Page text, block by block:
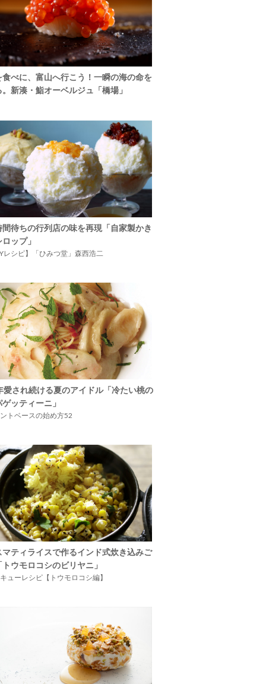
食べに、富山へ行こう！一瞬の海の命を
。新湊・鮨オーベルジュ「橋場」
間待ちの行列店の味を再現「自家製かき
ップ」
レシピ】「ひみつ堂」森西浩二
愛され続ける夏のアイドル「冷たい桃の
ッティーニ」
トベースの始め方52
マティライスで作るインド式炊き込みご
ウモロコシのビリヤニ」
ューレシピ【トウモロコシ編】